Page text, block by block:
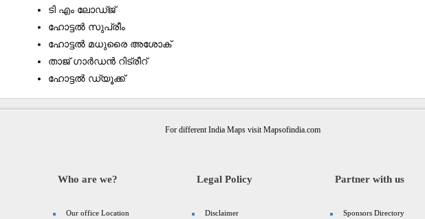
ടി എം ലോഡ്ജ്
ഹോട്ടൽ സുപ്രീം
ഹോട്ടൽ മധുരൈ അശോക്
താജ് ഗാർഡൻ റിട്രീറ്
ഹോട്ടൽ ഡ്യൂക്ക്
For different India Maps visit Mapsofindia.com
Who are we?
Our office Location
Legal Policy
Disclaimer
Partner with us
Sponsors Directory